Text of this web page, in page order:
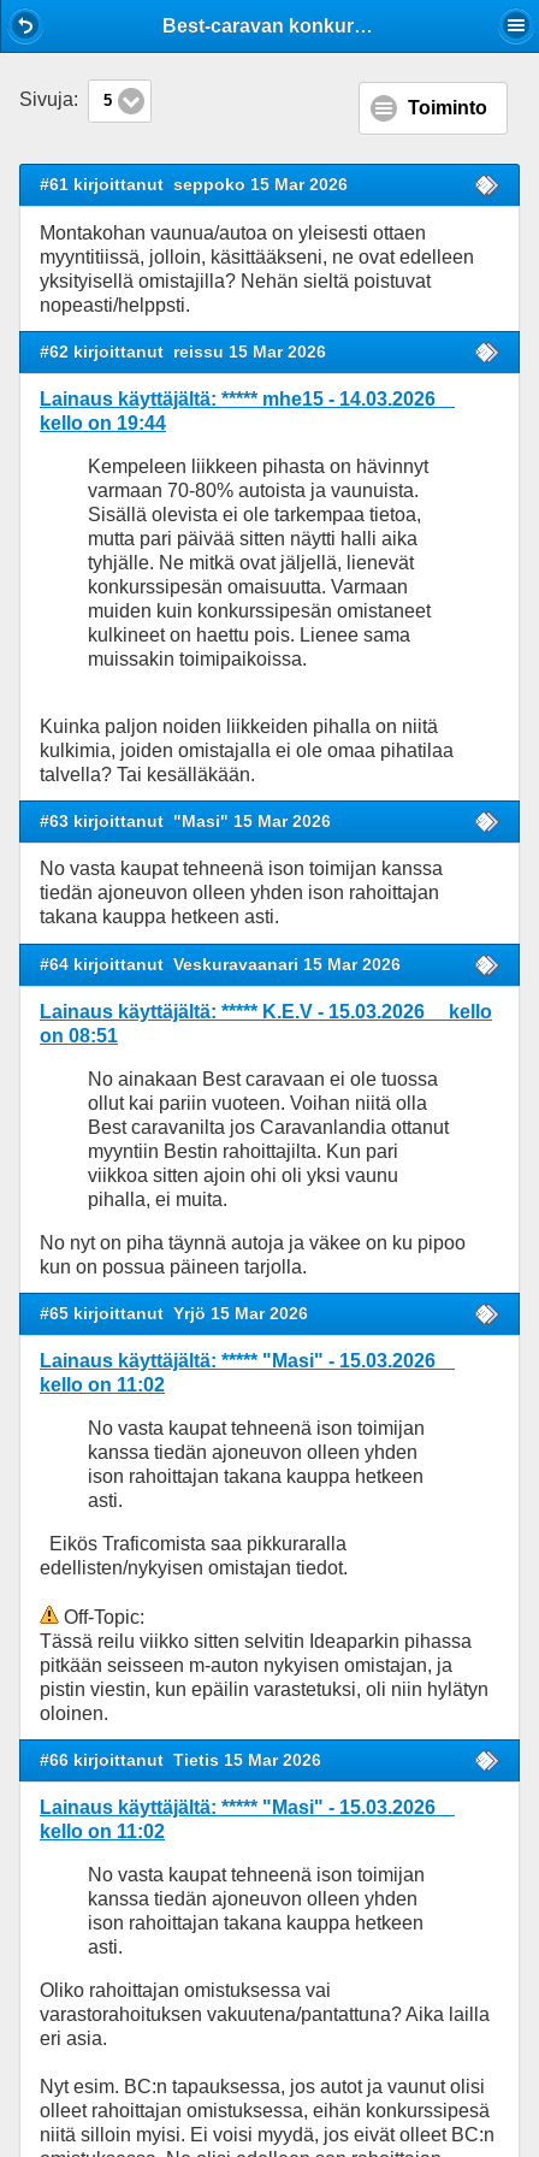
Best-caravan konkurssi
Sivuja: 5 Toiminto
#61 kirjoittanut seppoko 15 Mar 2026
Montakohan vaunua/autoa on yleisesti ottaen
myyntitiissä, jolloin, käsittääkseni, ne ovat edelleen
yksityisellä omistajilla? Nehän sieltä poistuvat
nopeasti/helppsti.
#62 kirjoittanut reissu 15 Mar 2026
Lainaus käyttäjältä: ***** mhe15 - 14.03.2026
kello on 19:44
Kempeleen liikkeen pihasta on hävinnyt
varmaan 70-80% autoista ja vaunuista.
Sisällä olevista ei ole tarkempaa tietoa,
mutta pari päivää sitten näytti halli aika
tyhjälle. Ne mitkä ovat jäljellä, lienevät
konkurssipesän omaisuutta. Varmaan
muiden kuin konkurssipesän omistaneet
kulkineet on haettu pois. Lienee sama
muissakin toimipaikoissa.
Kuinka paljon noiden liikkeiden pihalla on niitä
kulkimia, joiden omistajalla ei ole omaa pihatilaa
talvella? Tai kesälläkään.
#63 kirjoittanut "Masi" 15 Mar 2026
No vasta kaupat tehneenä ison toimijan kanssa
tiedän ajoneuvon olleen yhden ison rahoittajan
takana kauppa hetkeen asti.
#64 kirjoittanut Veskuravaanari 15 Mar 2026
Lainaus käyttäjältä: ***** K.E.V - 15.03.2026 kello
on 08:51
No ainakaan Best caravaan ei ole tuossa
ollut kai pariin vuoteen. Voihan niitä olla
Best caravanilta jos Caravanlandia ottanut
myyntiin Bestin rahoittajilta. Kun pari
viikkoa sitten ajoin ohi oli yksi vaunu
pihalla, ei muita.
No nyt on piha täynnä autoja ja väkee on ku pipoo
kun on possua päineen tarjolla.
#65 kirjoittanut Yrjö 15 Mar 2026
Lainaus käyttäjältä: ***** "Masi" - 15.03.2026
kello on 11:02
No vasta kaupat tehneenä ison toimijan
kanssa tiedän ajoneuvon olleen yhden
ison rahoittajan takana kauppa hetkeen
asti.
Eikös Traficomista saa pikkuraralla
edellisten/nykyisen omistajan tiedot.
Off-Topic:
Tässä reilu viikko sitten selvitin Ideaparkin pihassa
pitkään seisseen m-auton nykyisen omistajan, ja
pistin viestin, kun epäilin varastetuksi, oli niin hylätyn
oloinen.
#66 kirjoittanut Tietis 15 Mar 2026
Lainaus käyttäjältä: ***** "Masi" - 15.03.2026
kello on 11:02
No vasta kaupat tehneenä ison toimijan
kanssa tiedän ajoneuvon olleen yhden
ison rahoittajan takana kauppa hetkeen
asti.
Oliko rahoittajan omistuksessa vai
varastorahoituksen vakuutena/pantattuna? Aika lailla
eri asia.
Nyt esim. BC:n tapauksessa, jos autot ja vaunut olisi
olleet rahoittajan omistuksessa, eihän konkurssipesä
niitä silloin myisi. Ei voisi myydä, jos eivät olleet BC:n